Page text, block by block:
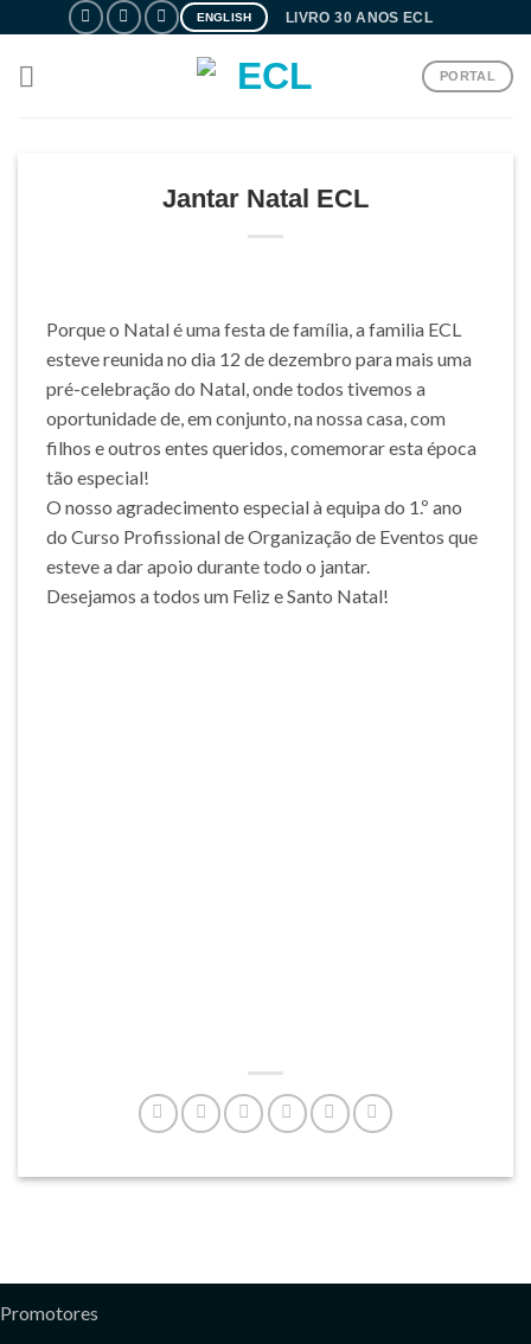
content
ENGLISH LIVRO 30 ANOS ECL
PORTAL
Jantar Natal ECL
Porque o Natal é uma festa de família, a familia ECL
esteve reunida no dia 12 de dezembro para mais uma
pré-celebração do Natal, onde todos tivemos a
oportunidade de, em conjunto, na nossa casa, com
filhos e outros entes queridos, comemorar esta época
tão especial!
O nosso agradecimento especial à equipa do 1.º ano
do Curso Profissional de Organização de Eventos que
esteve a dar apoio durante todo o jantar.
Desejamos a todos um Feliz e Santo Natal!
Promotores